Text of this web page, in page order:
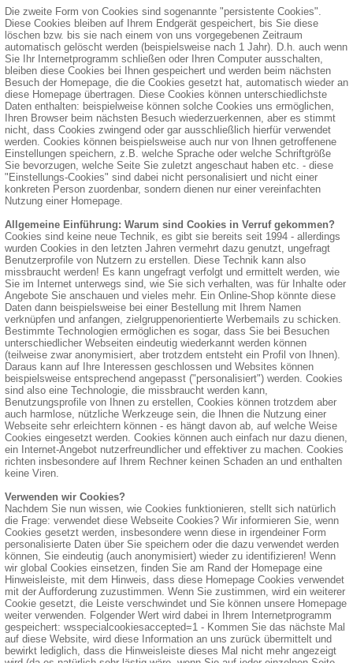
Die zweite Form von Cookies sind sogenannte "persistente Cookies".
Diese Cookies bleiben auf Ihrem Endgerät gespeichert, bis Sie diese
löschen bzw. bis sie nach einem von uns vorgegebenen Zeitraum
automatisch gelöscht werden (beispielsweise nach 1 Jahr). D.h. auch wenn
Sie Ihr Internetprogramm schließen oder Ihren Computer ausschalten,
bleiben diese Cookies bei Ihnen gespeichert und werden beim nächsten
Besuch der Homepage, die die Cookies gesetzt hat, automatisch wieder an
diese Homepage übertragen. Diese Cookies können unterschiedlichste
Daten enthalten: beispielweise können solche Cookies uns ermöglichen,
Ihren Browser beim nächsten Besuch wiederzuerkennen, aber es stimmt
nicht, dass Cookies zwingend oder gar ausschließlich hierfür verwendet
werden. Cookies können beispielsweise auch nur von Ihnen getroffenene
Einstellungen speichern, z.B. welche Sprache oder welche Schriftgröße
Sie bevorzugen, welche Seite Sie zuletzt angeschaut haben etc. - diese
"Einstellungs-Cookies" sind dabei nicht personalisiert und nicht einer
konkreten Person zuordenbar, sondern dienen nur einer vereinfachten
Nutzung einer Homepage.
Allgemeine Einführung: Warum sind Cookies in Verruf gekommen?
Cookies sind keine neue Technik, es gibt sie bereits seit 1994 - allerdings
wurden Cookies in den letzten Jahren vermehrt dazu genutzt, ungefragt
Benutzerprofile von Nutzern zu erstellen. Diese Technik kann also
missbraucht werden! Es kann ungefragt verfolgt und ermittelt werden, wie
Sie im Internet unterwegs sind, wie Sie sich verhalten, was für Inhalte oder
Angebote Sie anschauen und vieles mehr. Ein Online-Shop könnte diese
Daten dann beispielsweise bei einer Bestellung mit Ihrem Namen
verknüpfen und anfangen, zielgruppenorientierte Werbemails zu schicken.
Bestimmte Technologien ermöglichen es sogar, dass Sie bei Besuchen
unterschiedlicher Webseiten eindeutig wiederkannt werden können
(teilweise zwar anonymisiert, aber trotzdem entsteht ein Profil von Ihnen).
Daraus kann auf Ihre Interessen geschlossen und Websites können
beispielsweise entsprechend angepasst ("personalisiert") werden. Cookies
sind also eine Technologie, die missbraucht werden kann,
Benutzungsprofile von Ihnen zu erstellen, Cookies können trotzdem aber
auch harmlose, nützliche Werkzeuge sein, die Ihnen die Nutzung einer
Webseite sehr erleichtern können - es hängt davon ab, auf welche Weise
Cookies eingesetzt werden. Cookies können auch einfach nur dazu dienen,
ein Internet-Angebot nutzerfreundlicher und effektiver zu machen. Cookies
richten insbesondere auf Ihrem Rechner keinen Schaden an und enthalten
keine Viren.
Verwenden wir Cookies?
Nachdem Sie nun wissen, wie Cookies funktionieren, stellt sich natürlich
die Frage: verwendet diese Webseite Cookies? Wir informieren Sie, wenn
Cookies gesetzt werden, insbesondere wenn diese in irgendeiner Form
personalisierte Daten über Sie speichern oder die dazu verwendet werden
können, Sie eindeutig (auch anonymisiert) wieder zu identifizieren! Wenn
wir global Cookies einsetzen, finden Sie am Rand der Homepage eine
Hinweisleiste, mit dem Hinweis, dass diese Homepage Cookies verwendet
mit der Aufforderung zuzustimmen. Wenn Sie zustimmen, wird ein weiterer
Cookie gesetzt, die Leiste verschwindet und Sie können unsere Homepage
weiter verwenden. Folgender Wert wird dabei in Ihrem Internetprogramm
gespeichert: wsspecialcookiesaccepted=1 - Kommen Sie das nächste Mal
auf diese Website, wird diese Information an uns zurück übermittelt und
bewirkt lediglich, dass die Hinweisleiste dieses Mal nicht mehr angezeigt